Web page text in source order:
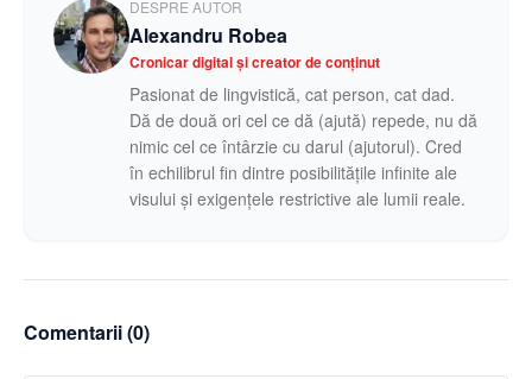
DESPRE AUTOR
Alexandru Robea
Cronicar digital și creator de conținut
Pasionat de lingvistică, cat person, cat dad.
Dă de două ori cel ce dă (ajută) repede, nu dă
nimic cel ce întârzie cu darul (ajutorul). Cred
în echilibrul fin dintre posibilitățile infinite ale
visului și exigențele restrictive ale lumii reale.
Comentarii (0)